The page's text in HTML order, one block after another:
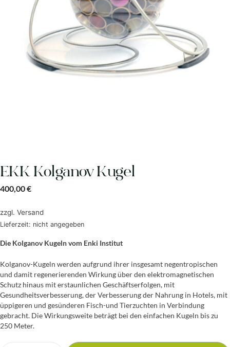
EKK Kolganov Kugel
400,00€
zzgl. Versand
Lieferzeit: nicht angegeben
Die Kolganov Kugeln vom Enki Institut
Kolganov-Kugeln werden aufgrund ihrer insgesamt negentropischen
und damit regenerierenden Wirkung über den elektromagnetischen
Schutz hinaus mit erstaunlichen Geschäftserfolgen, mit
Gesundheitsverbesserung, der Verbesserung der Nahrung in Hotels, mit
üppigeren und gesünderen Fisch-und Tierzuchten in Verbindung
gebracht. Die Wirkungsweite beträgt bei den einfachen Kugeln bis zu
250 Meter.